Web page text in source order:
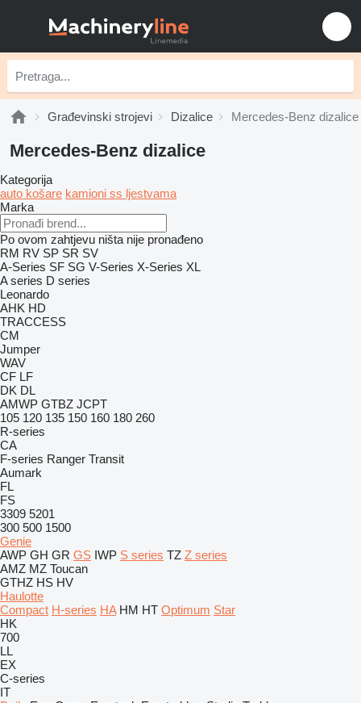
Građevinski strojevi Dizalice Mercedes-Benz dizalice
Mercedes-Benz dizalice
Kategorija
auto košare kamioni ss ljestvama
Marka
Po ovom zahtjevu ništa nije pronađeno
RM RV SP SR SV
A-Series SF SG V-Series X-Series XL
A series D series
Leonardo
AHK HD
TRACCESS
CM
Jumper
WAV
CF LF
DK DL
AMWP GTBZ JCPT
105 120 135 150 160 180 260
R-series
CA
F-series Ranger Transit
Aumark
FL
FS
3309 5201
300 500 1500
Genie
AWP GH GR GS IWP S series TZ Z series
AMZ MZ Toucan
GTHZ HS HV
Haulotte
Compact H-series HA HM HT Optimum Star
HK
700
LL
EX
C-series
IT